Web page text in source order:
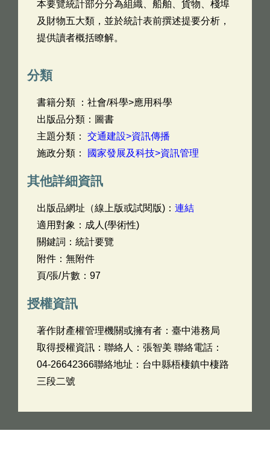
本要覽統計部分分為組織、船舶、貨物、棧埠
及財物五大類，並於統計表前撰述提要分析，
提供讀者概括瞭解。
分類
書籍分類 ：社會/科學>應用科學
出版品分類：圖書
主題分類： 交通建設>資訊傳播
施政分類：
國家發展及科技>資訊管理
其他詳細資訊
出版品網址（線上版或試閱版)： 連結
適用對象：成人(學術性)
關鍵詞：統計要覽
附件：無附件
頁/張/片數：97
授權資訊
著作財產權管理機關或擁有者：臺中港務局
取得授權資訊：聯絡人：張智美 聯絡電話：
04-26642366聯絡地址：台中縣梧棲鎮中棲路
三段二號